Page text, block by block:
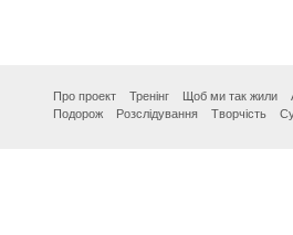
Про проект Тренінг Щоб ми так жили
Подорож
Розслідування Творчість